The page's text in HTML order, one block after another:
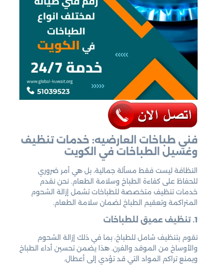
فني طباخات العارضيه: خدمات تنظيف
وغسيل الطباخات في الكويت
النظافة ليست فقط مسألة جمالية، بل هي أمر ضروري
للحفاظ على كفاءة الطباخ وسلامة الطعام. نحن نقدم
خدمات تنظيف متخصصة للطباخات تشمل إزالة الشحوم
المتراكمة وتعقيم الطباخ لضمان سلامة الطعام.
1. تنظيف عميق للطباخات
نقوم بتنظيف شامل للطباخ، بما في ذلك إزالة الشحوم
والأوساخ من الموقد والفرن. هذا يضمن تحسين أداء الطباخ
ويمنع تراكم المواد التي قد تؤدي إلى أعطال.